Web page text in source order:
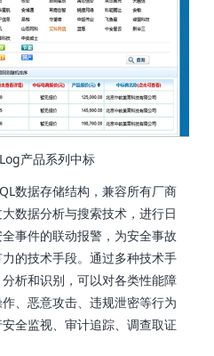
产品系列中标
数据存储结构，兼容所有厂商
数据分析与搜索技术，进行日
事件的联动报警，为安全事故
的技术手段。通过多种技术手
析和识别，可以对各类性能障
、恶意攻击、违规泄密等行为
全监视、审计追踪、调查取证